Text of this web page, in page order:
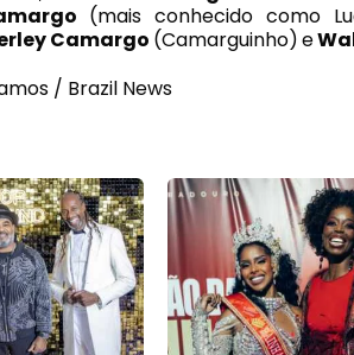
(mais conhecido como
Camargo (Camarguinho)e
/ Brazil News